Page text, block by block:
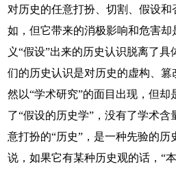
对历史的任意打扮、切割、假设和
如，但它带来的消极影响和危害却
义“假设”出来的历史认识脱离了
们的历史认识是对历史的虚构、篡
然以“学术研究”的面目出现，但却
了“假设的历史学”，没有了学术含
意打扮的“历史”，是一种先验的历
说，如果它有某种历史观的话，“